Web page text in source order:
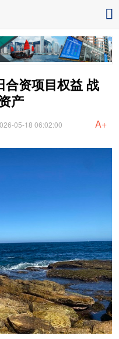
资项目权益 战
产
05-18 06:02:00 A+